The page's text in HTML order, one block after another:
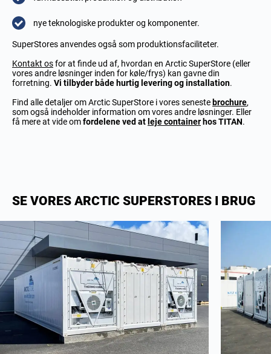
nye teknologiske produkter og komponenter.
SuperStores anvendes også som produktionsfaciliteter.
Kontakt osfor at finde ud af, hvordan en Arctic SuperStore (eller
vores andre løsninger inden for køle/frys) kan gavne din
forretning. Vi tilbyder både hurtig levering og installation.
Find alle detaljer om Arctic SuperStore i vores seneste brochure,
som også indeholder information om vores andre løsninger. Eller
få mere at vide omfordelene ved at leje container hos TITAN.
SE VORES ARCTIC SUPERSTORES I BRUG